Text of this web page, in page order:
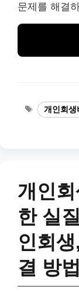
문제를 해결
Tags
개인회생
개인
한 실
인회
결 방법